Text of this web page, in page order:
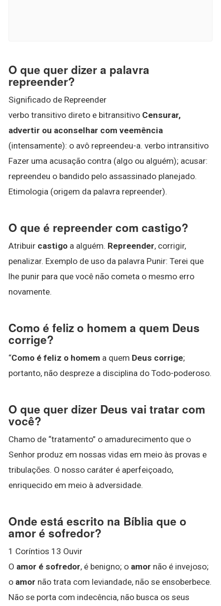
O que quer dizer a palavra
repreender?
Significado de Repreender
verbo transitivo direto e bitransitivo Censurar,
advertir ou aconselhar com veemência
(intensamente): o avô repreendeu-a. verbo intransitivo
Fazer uma acusação contra (algo ou alguém); acusar:
repreendeu o bandido pelo assassinado planejado.
Etimologia (origem da palavra repreender).
O que é repreender com castigo?
Atribuir castigo a alguém. Repreender, corrigir,
penalizar. Exemplo de uso da palavra Punir: Terei que
lhe punir para que você não cometa o mesmo erro
novamente.
Como é feliz o homem a quem Deus
corrige?
“Como é feliz o homem a quem Deus corrige;
portanto, não despreze a disciplina do Todo-poderoso.
O que quer dizer Deus vai tratar com
você?
Chamo de “tratamento” o amadurecimento que o
Senhor produz em nossas vidas em meio às provas e
tribulações. O nosso caráter é aperfeiçoado,
enriquecido em meio à adversidade.
Onde está escrito na Bíblia que o
amor é sofredor?
1 Coríntios 13 Ouvir
O amor é sofredor, é benigno; o amor não é invejoso;
o amor não trata com leviandade, não se ensoberbece.
Não se porta com indecência, não busca os seus